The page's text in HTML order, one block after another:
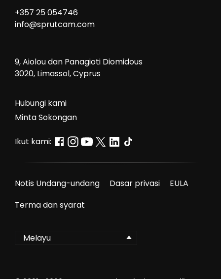
+357 25 054746
info@sprutcam.com
9, Aiolou dan Panagioti Diomidous
3020, Limassol, Cyprus
Hubungi kami
Minta Sokongan
Ikut kami:
Notis Undang-undang Dasar privasi
EULA
Terma dan syarat
Melayu